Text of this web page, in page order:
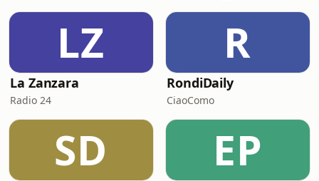
LZ
La Zanzara
Radio 24
R
RondiDaily
CiaoComo
SD EP